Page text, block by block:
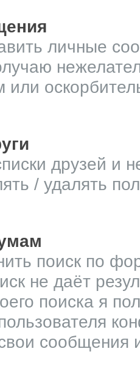
личные
друзей и
/ удалять
поиск по
не даёт
поиска я